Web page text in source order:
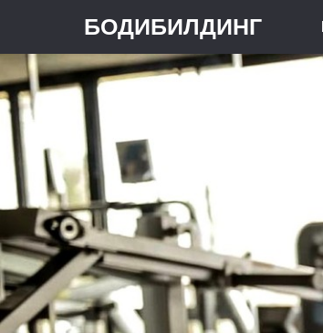
БОДИБИЛДИНГ